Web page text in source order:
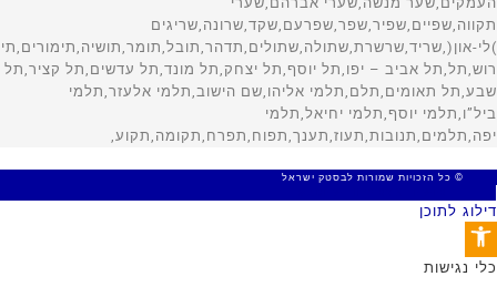
© כל הזכויות שמורות לבסטק ישראל
דילוג לתוכן
פתח סרגל נגישות
כלי נגישות